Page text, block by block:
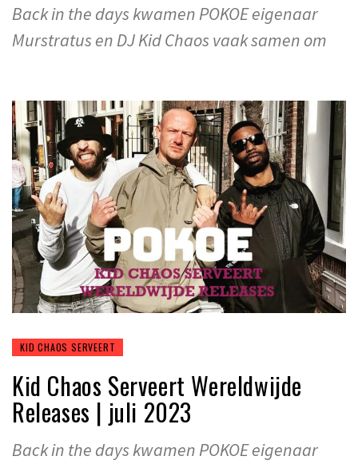
Back in the days kwamen POKOE eigenaar
Murstratus en DJ Kid Chaos vaak samen om
KID CHAOS SERVEERT
Kid Chaos Serveert Wereldwijde
Releases | juli 2023
Back in the days kwamen POKOE eigenaar